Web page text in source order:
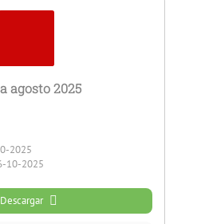
agosto 2025
2025
10-2025
Descargar